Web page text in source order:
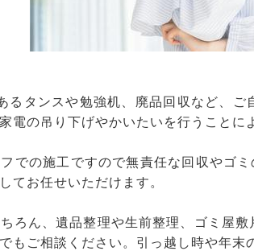
るタンスや勉強机、廃品回収など、
電の吊り下げやかいたいを行うことに
での施工ですので無責任な回収やゴ
てお任せいただけます。
ろん、遺品整理や生前整理、ゴミ屋
もご相談ください。引っ越し時や年末